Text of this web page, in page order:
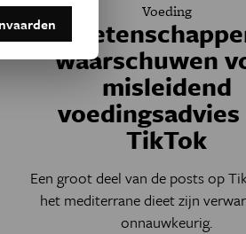
Voeding
waarschuwen
misleidend
voedingsadvies
TikTok
Een groot deel van de posts op
het mediterrane dieet zijn
onnauwkeurig.